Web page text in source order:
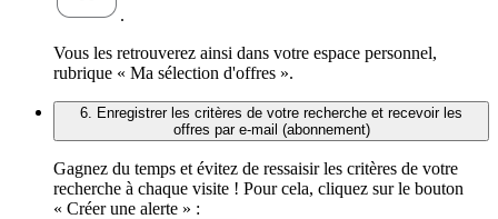
.
Vous les retrouverez ainsi dans votre espace personnel,
rubrique « Ma sélection d'offres ».
6. Enregistrer les critères de votre recherche et recevoir les
offres par e-mail (abonnement)
Gagnez du temps et évitez de ressaisir les critères de votre
recherche à chaque visite ! Pour cela, cliquez sur le bouton
« Créer une alerte » :